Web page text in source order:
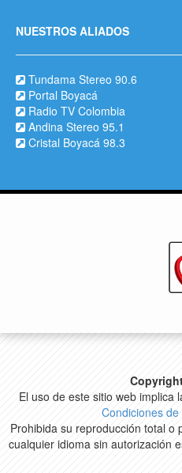
NUESTROS ALIADOS
Tundama Stereo 90.6
Portal Boyacá
Radio TV Colombia
Andina Stereo 95.1
Cristal Boyacá 98.3
El uso de este sitio web implica
Condiciones
Prohibida su reproducción total
cualquier idioma sin autorización